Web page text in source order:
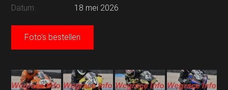
Datum
18 mei 2026
Foto's bestellen